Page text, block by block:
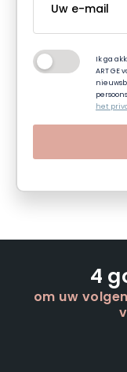
Ik ga
ART
het
4
om uw